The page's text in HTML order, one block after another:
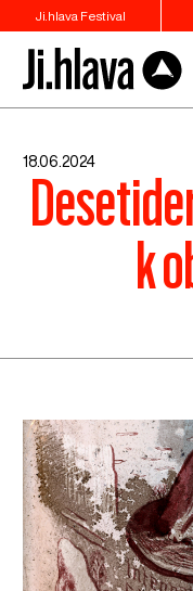
Ji.hlava Festival
18.06.2024
k